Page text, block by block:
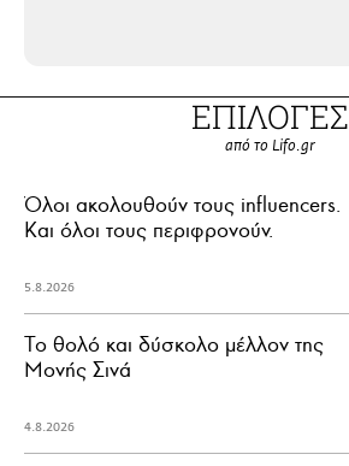
ΕΠΙΛΟΓΕΣ
από το Lifo.gr
Όλοι ακολουθούν τους influencers.
Και όλοι τους περιφρονούν.
5.8.2026
Το θολό και δύσκολο μέλλον της
Μονής Σινά
4.8.2026